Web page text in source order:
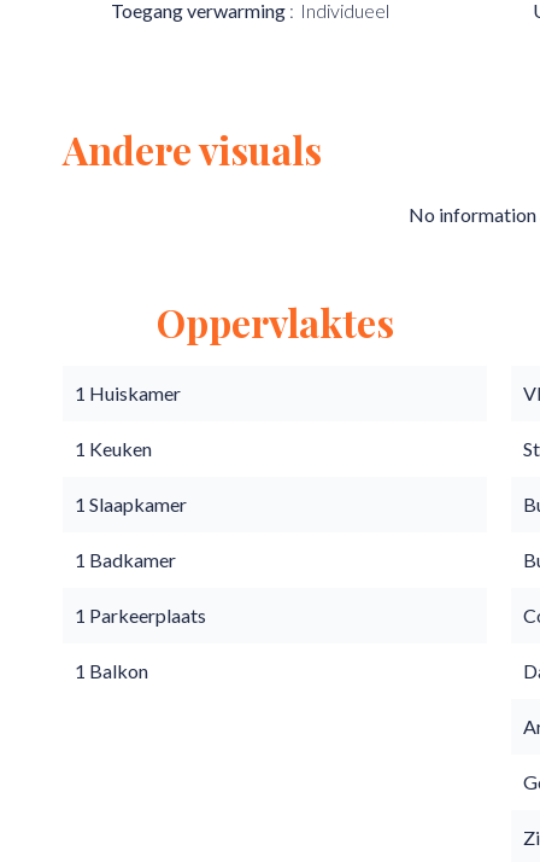
Toegang verwarming Individueel
Andere visuals
No information
Oppervlaktes
1 Huiskamer
1 Keuken
1 Slaapkamer
1 Badkamer
1 Parkeerplaats
1 Balkon